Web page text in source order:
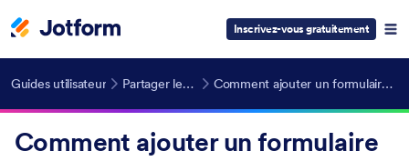
Inscrivez-vous gratuitement
Guides utilisateur Partager les formulaires Comment ajouter un formulaire à un article LiveJournal
Comment ajouter un formulaire